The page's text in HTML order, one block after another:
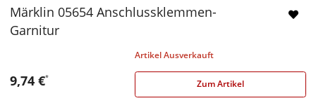
Märklin 05654 Anschlussklemmen-
Garnitur
Artikel Ausverkauft
9,74 €*
Zum Artikel